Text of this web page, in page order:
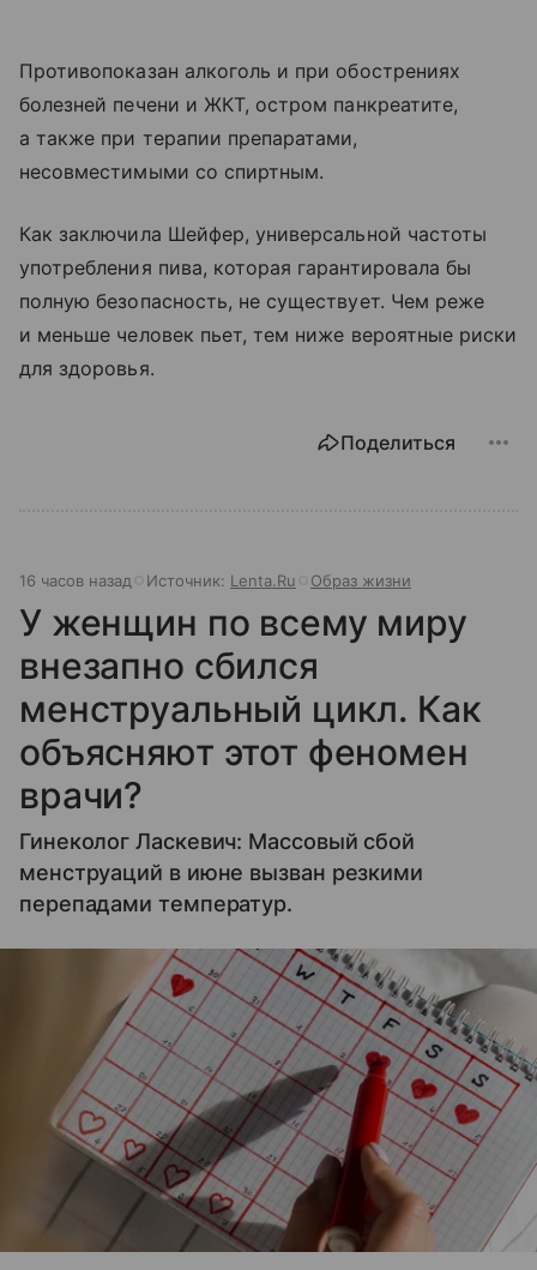
Противопоказан алкоголь и при обострениях
болезней печени и ЖКТ, остром панкреатите,
а также при терапии препаратами,
несовместимыми со спиртным.
Как заключила Шейфер, универсальной частоты
употребления пива, которая гарантировала бы
полную безопасность, не существует. Чем реже
и меньше человек пьет, тем ниже вероятные риски
для здоровья.
Поделиться
16 часов назад Источник: Lenta.Ru Образ жизни
У женщин по всему миру
внезапно сбился
менструальный цикл. Как
объясняют этот феномен
врачи?
Гинеколог Ласкевич: Массовый сбой
менструаций в июне вызван резкими
перепадами температур.